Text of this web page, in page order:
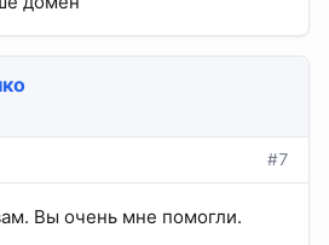
#7
Вы очень мне помогли.